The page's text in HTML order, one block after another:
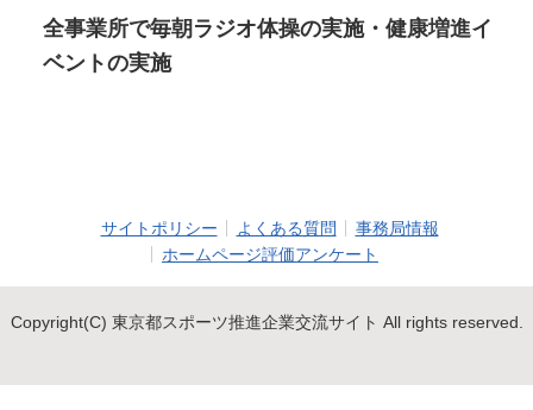
全事業所で毎朝ラジオ体操の実施・健康増進イ
ベントの実施
サイトポリシー よくある質問
事務局情報
ホームページ評価アンケート
Copyright(C) 東京都スポーツ推進企業交流サイト All rights reserved.